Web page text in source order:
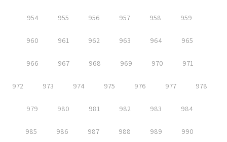
954 955 956 957 958 959
960 961 962 963 964 965
966 967 968 969 970 971
972 973 974 975 976 977 978
979 980 981 982 983 984
985 986 987 988 989 990